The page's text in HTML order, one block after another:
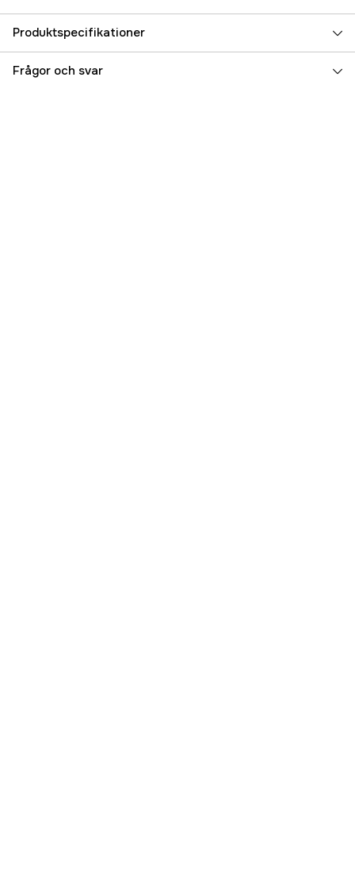
Produktspecifikationer
Referensnummer 5000022850
Frågor och svar